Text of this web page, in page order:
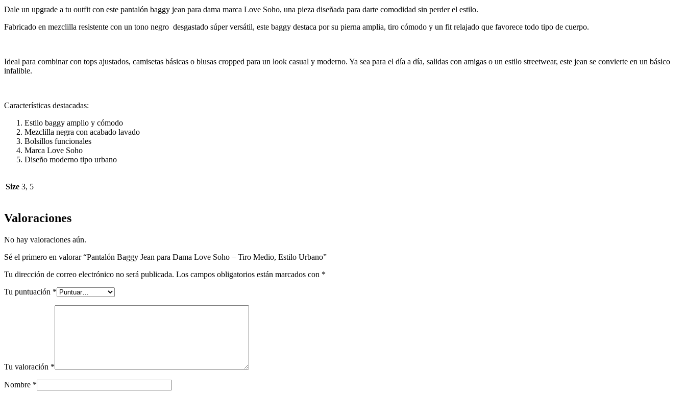
Dale un upgrade a tu outfit con este pantalón baggy jean para dama marca Love Soho, una pieza diseñada para darte comodidad sin perder el estilo.
Fabricado en mezclilla resistente con un tono negro desgastado súper versátil, este baggy destaca por su pierna amplia, tiro cómodo y un fit relajado que favorece todo tipo de cuerpo.
Ideal para combinar con tops ajustados, camisetas básicas o blusas cropped para un look casual y moderno. Ya sea para el día a día, salidas con amigas o un estilo streetwear, este jean se convierte en un básico
infalible.
Características destacadas:
Estilo baggy amplio y cómodo
Mezclilla negra con acabado lavado
Bolsillos funcionales
Marca Love Soho
Diseño moderno tipo urbano
Size 3, 5
Valoraciones
No hay valoraciones aún.
Sé el primero en valorar “Pantalón Baggy Jean para Dama Love Soho – Tiro Medio, Estilo Urbano”
Tu dirección de correo electrónico no será publicada. Los campos obligatorios están marcados con *
Tu puntuación *
Tu valoración *
Nombre *